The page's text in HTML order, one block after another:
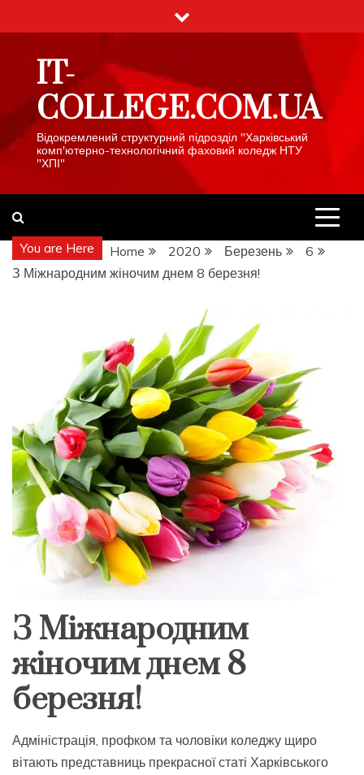
to
IT-
COLLEGE.COM.UA
Відокремлений структурний підрозділ "Харківський
комп'ютерно-технологічний фаховий коледж НТУ
"ХПІ"
You are Here Home 2020 Березень
6
З Міжнародним жіночим днем 8 березня!
З Міжнародним
жіночим днем 8
березня!
Адміністрація, профком та чоловіки коледжу щиро
вітають представниць прекрасної статі Харківського